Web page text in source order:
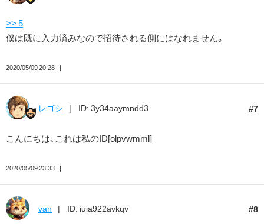
>> 5
僕は既に入力済みなので招待される側にはなれません。
2020/05/09 20:28
7
レゴシ ID: 3y34aaymndd3
こんにちは、これは私のID[olpvwmml]
2020/05/09 23:33
8
van ID: iuia922avkqv